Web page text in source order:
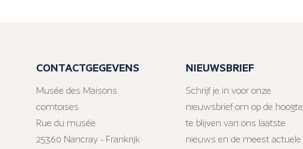
CONTACTGEGEVENS
Musée des Maisons
comtoises
Rue du musée
25360 Nancray - Frankrijk
NIEUWSBRIEF
Schrijf je in voor onze
nieuwsbrief om op de hoogte
te blijven van ons laatste
nieuws en de meest actuele